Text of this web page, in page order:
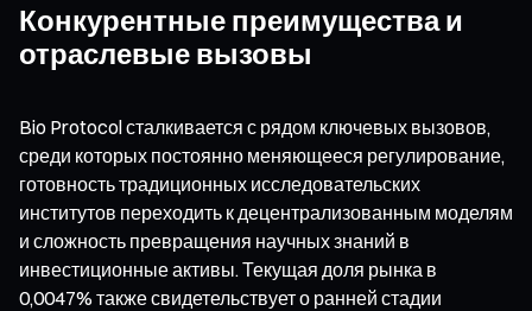
Конкурентные преимущества и
отраслевые вызовы
Bio Protocol сталкивается с рядом ключевых вызовов,
среди которых постоянно меняющееся регулирование,
готовность традиционных исследовательских
институтов переходить к децентрализованным моделям
и сложность превращения научных знаний в
инвестиционные активы. Текущая доля рынка в
0,0047% также свидетельствует о ранней стадии